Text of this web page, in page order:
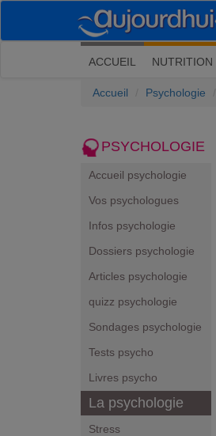
ACCUEIL (current)
NUTRITION
Accueil Psychologie
PSYCHOLOGIE
Accueil psychologie
Vos psychologues
Infos psychologie
Dossiers psychologie
Articles psychologie
quizz psychologie
Sondages psychologie
Tests psycho
Livres psycho
La psychologie
Stress